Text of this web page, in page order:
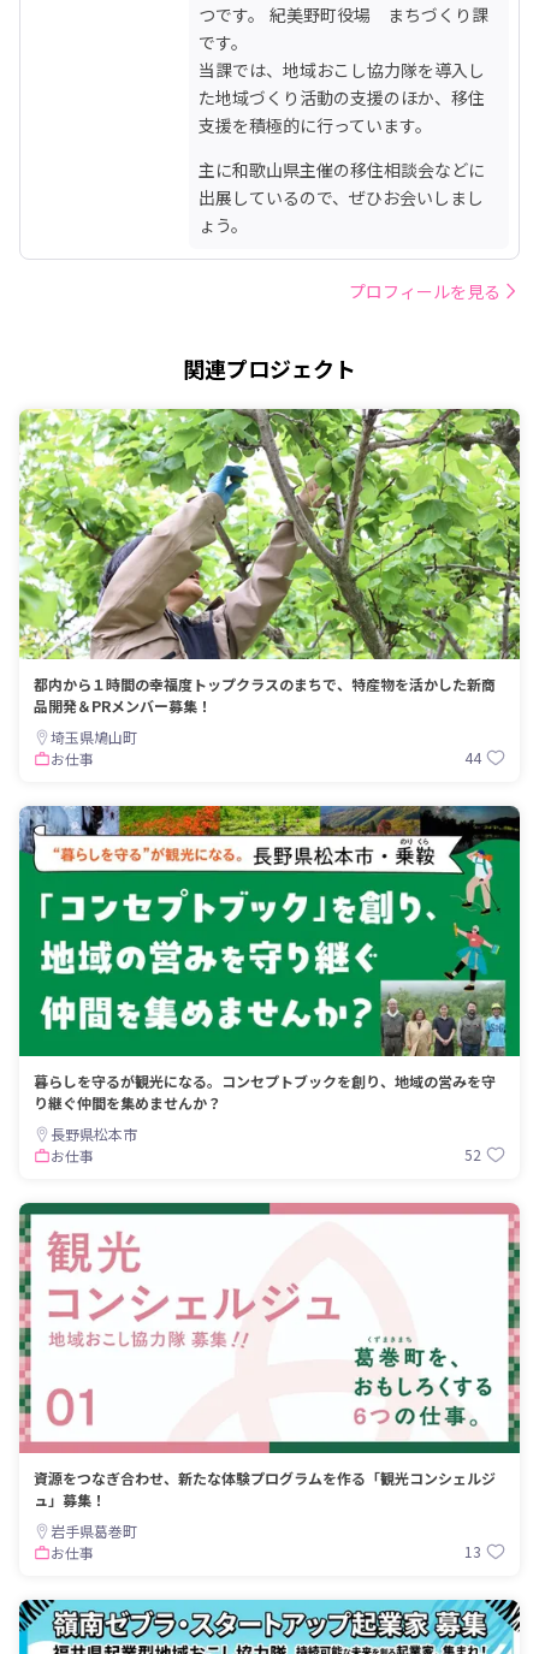
つです。 紀美野町役場　まちづくり課
です。
当課では、地域おこし協力隊を導入し
た地域づくり活動の支援のほか、移住
支援を積極的に行っています。
主に和歌山県主催の移住相談会などに
出展しているので、ぜひお会いしまし
ょう。
プロフィールを見る
関連プロジェクト
都内から１時間の幸福度トップクラスのまちで、特産物を活かした新商
品開発＆PRメンバー募集！
埼玉県鳩山町
お仕事
44
暮らしを守るが観光になる。コンセプトブックを創り、地域の営みを守
り継ぐ仲間を集めませんか？
長野県松本市
お仕事
52
資源をつなぎ合わせ、新たな体験プログラムを作る「観光コンシェルジ
ュ」募集！
岩手県葛巻町
お仕事
13